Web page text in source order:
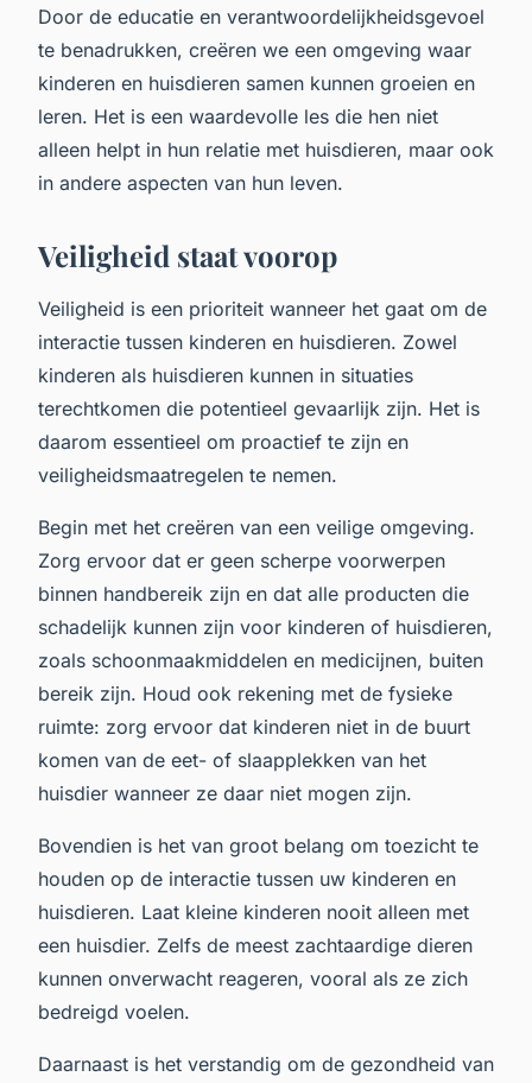
Door de educatie en verantwoordelijkheidsgevoel
te benadrukken, creëren we een omgeving waar
kinderen en huisdieren samen kunnen groeien en
leren. Het is een waardevolle les die hen niet
alleen helpt in hun relatie met huisdieren, maar ook
in andere aspecten van hun leven.
Veiligheid staat voorop
Veiligheid is een prioriteit wanneer het gaat om de
interactie tussen kinderen en huisdieren. Zowel
kinderen als huisdieren kunnen in situaties
terechtkomen die potentieel gevaarlijk zijn. Het is
daarom essentieel om proactief te zijn en
veiligheidsmaatregelen te nemen.
Begin met het creëren van een veilige omgeving.
Zorg ervoor dat er geen scherpe voorwerpen
binnen handbereik zijn en dat alle producten die
schadelijk kunnen zijn voor kinderen of huisdieren,
zoals schoonmaakmiddelen en medicijnen, buiten
bereik zijn. Houd ook rekening met de fysieke
ruimte: zorg ervoor dat kinderen niet in de buurt
komen van de eet- of slaapplekken van het
huisdier wanneer ze daar niet mogen zijn.
Bovendien is het van groot belang om toezicht te
houden op de interactie tussen uw kinderen en
huisdieren. Laat kleine kinderen nooit alleen met
een huisdier. Zelfs de meest zachtaardige dieren
kunnen onverwacht reageren, vooral als ze zich
bedreigd voelen.
Daarnaast is het verstandig om de gezondheid van